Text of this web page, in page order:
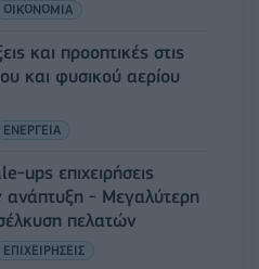
ΟΙΚΟΝΟΜΙΑ
και προοπτικές στις
και φυσικού αερίου
ΕΝΕΡΓΕΙΑ
ups επιχειρήσεις
ανάπτυξη - Μεγαλύτερη
πελατών
ΕΠΙΧΕΙΡΗΣΕΙΣ